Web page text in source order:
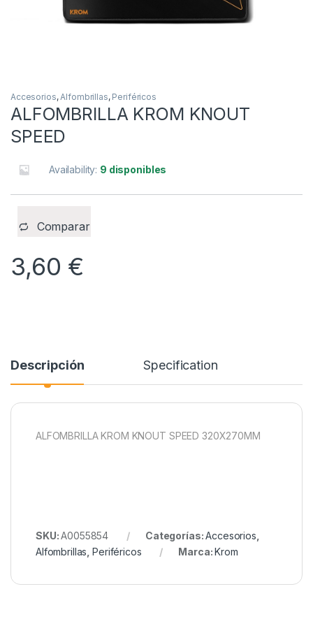
Accesorios,Alfombrillas, Periféricos
ALFOMBRILLA KROM KNOUT
SPEED
Availability: 9 disponibles
Comparar
3,60 €
Descripción Specification
ALFOMBRILLA KROM KNOUT SPEED 320X270MM
SKU:A0055854 Categorías:Accesorios
Alfombrillas ,Periféricos Marca:Krom